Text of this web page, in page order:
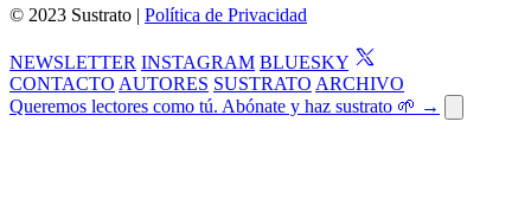
© 2023 Sustrato | Política de Privacidad
NEWSLETTER INSTAGRAM BLUESKY
CONTACTO AUTORES SUSTRATO ARCHIVO
Queremos lectores como tú. Abónate y haz sustrato 🌱 →